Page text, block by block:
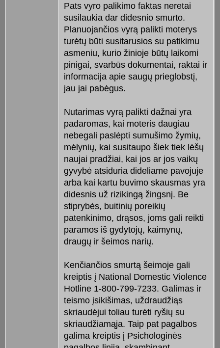
Pats vyro palikimo faktas neretai
susilaukia dar didesnio smurto.
Planuojančios vyrą palikti moterys
turėtų būti susitarusios su patikimu
asmeniu, kurio žinioje būtų laikomi
pinigai, svarbūs dokumentai, raktai ir
informacija apie saugų prieglobstį,
jau jai pabėgus.
Nutarimas vyrą palikti dažnai yra
padaromas, kai moteris daugiau
nebegali paslėpti sumušimo žymių,
mėlynių, kai susitaupo šiek tiek lėšų
naujai pradžiai, kai jos ar jos vaikų
gyvybė atsiduria dideliame pavojuje
arba kai kartu buvimo skausmas yra
didesnis už rizikingą žingsnį. Be
stiprybės, buitinių poreikių
patenkinimo, drąsos, joms gali reikti
paramos iš gydytojų, kaimynų,
draugų ir šeimos narių.
Kenčiančios smurtą šeimoje gali
kreiptis į National Domestic Violence
Hotline 1-800-799-7233. Galimas ir
teismo įsikišimas, uždraudžiąs
skriaudėjui toliau turėti ryšių su
skriaudžiamąja. Taip pat pagalbos
galima kreiptis į Psichologinės